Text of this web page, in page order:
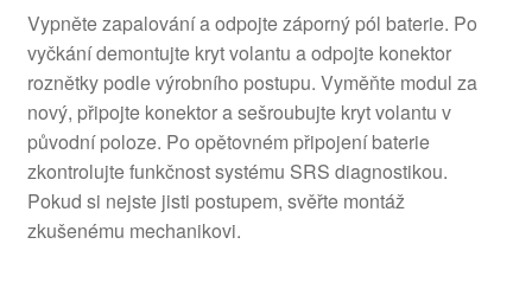
Vypněte zapalování a odpojte záporný pól baterie. Po
vyčkání demontujte kryt volantu a odpojte konektor
roznětky podle výrobního postupu. Vyměňte modul za
nový, připojte konektor a sešroubujte kryt volantu v
původní poloze. Po opětovném připojení baterie
zkontrolujte funkčnost systému SRS diagnostikou.
Pokud si nejste jisti postupem, svěřte montáž
zkušenému mechanikovi.